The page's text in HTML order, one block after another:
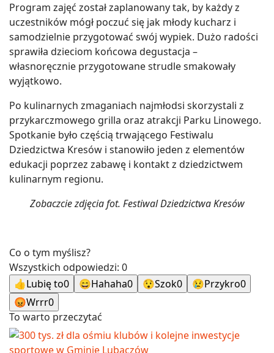
Program zajęć został zaplanowany tak, by każdy z
uczestników mógł poczuć się jak młody kucharz i
samodzielnie przygotować swój wypiek. Dużo radości
sprawiła dzieciom końcowa degustacja –
własnoręcznie przygotowane strudle smakowały
wyjątkowo.
Po kulinarnych zmaganiach najmłodsi skorzystali z
przykarczmowego grilla oraz atrakcji Parku Linowego.
Spotkanie było częścią trwającego Festiwalu
Dziedzictwa Kresów i stanowiło jeden z elementów
edukacji poprzez zabawę i kontakt z dziedzictwem
kulinarnym regionu.
Zobaczcie zdjęcia fot. Festiwal Dziedzictwa Kresów
Co o tym myślisz?
Wszystkich odpowiedzi: 0
👍Lubię to0 😄Hahaha0 😯Szok0 😢Przykro0
😡Wrrr0
To warto przeczytać